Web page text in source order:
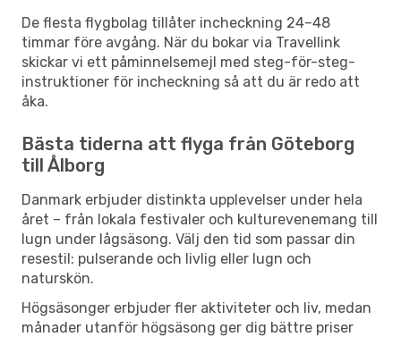
De flesta flygbolag tillåter incheckning 24–48
timmar före avgång. När du bokar via Travellink
skickar vi ett påminnelsemejl med steg-för-steg-
instruktioner för incheckning så att du är redo att
åka.
Bästa tiderna att flyga från Göteborg
till Ålborg
Danmark erbjuder distinkta upplevelser under hela
året – från lokala festivaler och kulturevenemang till
lugn under lågsäsong. Välj den tid som passar din
resestil: pulserande och livlig eller lugn och
naturskön.
Högsäsonger erbjuder fler aktiviteter och liv, medan
månader utanför högsäsong ger dig bättre priser